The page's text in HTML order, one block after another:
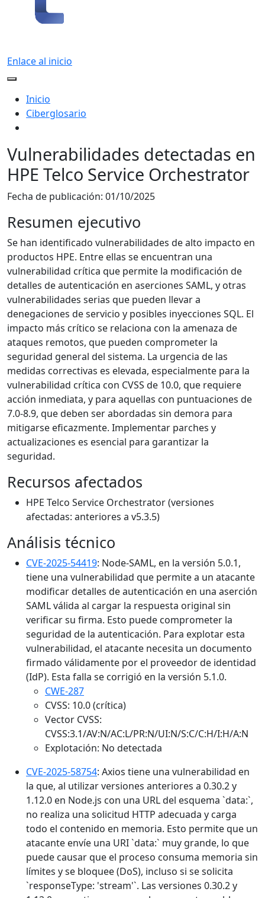
Enlace al inicio
Inicio
Ciberglosario
Vulnerabilidades detectadas en
HPE Telco Service Orchestrator
Fecha de publicación: 01/10/2025
Resumen ejecutivo
Se han identificado vulnerabilidades de alto impacto en
productos HPE. Entre ellas se encuentran una
vulnerabilidad crítica que permite la modificación de
detalles de autenticación en aserciones SAML, y otras
vulnerabilidades serias que pueden llevar a
denegaciones de servicio y posibles inyecciones SQL. El
impacto más crítico se relaciona con la amenaza de
ataques remotos, que pueden comprometer la
seguridad general del sistema. La urgencia de las
medidas correctivas es elevada, especialmente para la
vulnerabilidad crítica con CVSS de 10.0, que requiere
acción inmediata, y para aquellas con puntuaciones de
7.0-8.9, que deben ser abordadas sin demora para
mitigarse eficazmente. Implementar parches y
actualizaciones es esencial para garantizar la
seguridad.
Recursos afectados
HPE Telco Service Orchestrator (versiones
afectadas: anteriores a v5.3.5)
Análisis técnico
CVE-2025-54419: Node-SAML, en la versión 5.0.1,
tiene una vulnerabilidad que permite a un atacante
modificar detalles de autenticación en una aserción
SAML válida al cargar la respuesta original sin
verificar su firma. Esto puede comprometer la
seguridad de la autenticación. Para explotar esta
vulnerabilidad, el atacante necesita un documento
firmado válidamente por el proveedor de identidad
(IdP). Esta falla se corrigió en la versión 5.1.0.
CWE-287
CVSS: 10.0 (crítica)
Vector CVSS:
CVSS:3.1/AV:N/AC:L/PR:N/UI:N/S:C/C:H/I:H/A:N
Explotación: No detectada
CVE-2025-58754: Axios tiene una vulnerabilidad en
la que, al utilizar versiones anteriores a 0.30.2 y
1.12.0 en Node.js con una URL del esquema `data:`,
no realiza una solicitud HTTP adecuada y carga
todo el contenido en memoria. Esto permite que un
atacante envíe una URI `data:` muy grande, lo que
puede causar que el proceso consuma memoria sin
límites y se bloquee (DoS), incluso si se solicita
`responseType: 'stream'`. Las versiones 0.30.2 y